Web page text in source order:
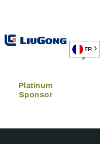
Platinum
Sponsor
FR